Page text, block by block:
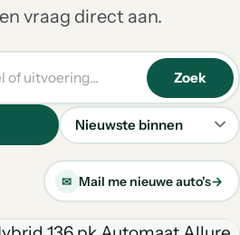
vraag direct aan.
Sorteren
Zoek
✉ Mail me nieuwe auto's→